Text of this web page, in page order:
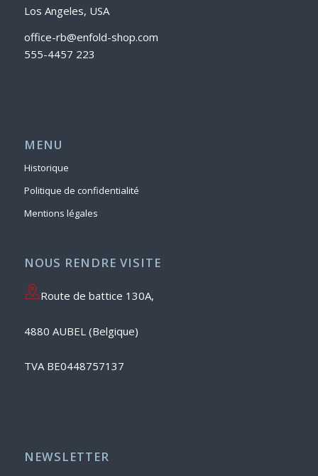
Los Angeles, USA
office-rb@enfold-shop.com
555-4457 223
MENU
Historique
Politique de confidentialité
Mentions légales
NOUS RENDRE VISITE
Route de battice 130A,
4880 AUBEL (Belgique)
TVA BE0448757137
NEWSLETTER